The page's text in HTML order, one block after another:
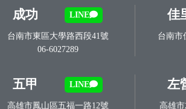
成功 LINE
台南市東區大學路西段41號
06-6027289
佳
台南市
五甲 LINE
高雄市鳳山區五福一路12號
左
高雄